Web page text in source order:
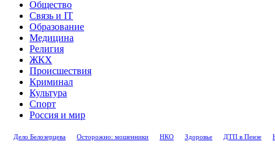
Общество
Связь и IT
Образование
Медицина
Религия
ЖКХ
Происшествия
Криминал
Культура
Спорт
Россия и мир
Дело Белозерцева Осторожно: мошенники НКО Здоровье ДТП в Пензе